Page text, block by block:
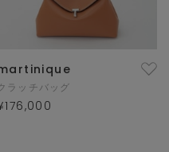
ラッチバッグ